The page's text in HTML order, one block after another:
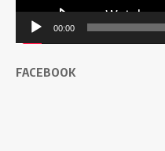
00:00
FACEBOOK